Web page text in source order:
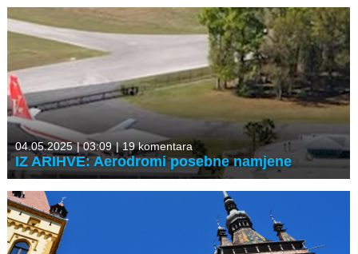
04.05.2025 |03:09 |19 komentara
IZ ARIHVE: Aerodromi posebne namjene